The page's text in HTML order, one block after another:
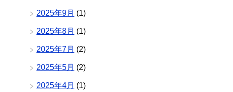
2025年9月 (1)
2025年8月 (1)
2025年7月 (2)
2025年5月 (2)
2025年4月 (1)